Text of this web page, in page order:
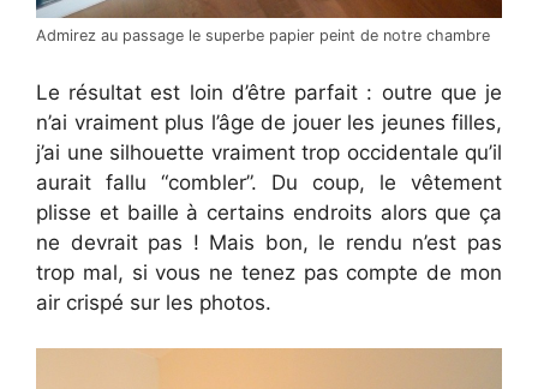
Admirez au passage le superbe papier peint de notre chambre
Le résultat est loin d’être parfait : outre que je
n’ai vraiment plus l’âge de jouer les jeunes filles,
j’ai une silhouette vraiment trop occidentale qu’il
aurait fallu “combler”. Du coup, le vêtement
plisse et baille à certains endroits alors que ça
ne devrait pas ! Mais bon, le rendu n’est pas
trop mal, si vous ne tenez pas compte de mon
air crispé sur les photos.